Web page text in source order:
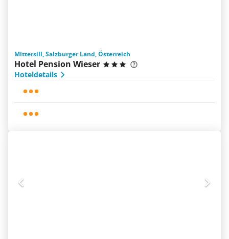
Mittersill, Salzburger Land, Österreich
Hotel Pension Wieser
Hoteldetails